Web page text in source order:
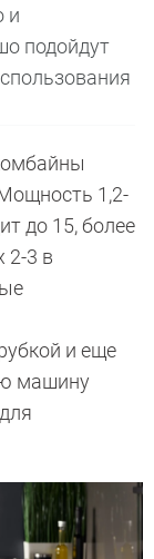
и
подойдут
1,2-
до 15, более
2-3 в
и еще
машину